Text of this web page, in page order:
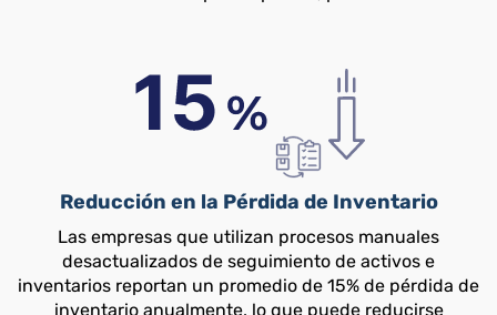
Reducción en la Pérdida de Inventario
Las empresas que utilizan procesos manuales
desactualizados de seguimiento de activos e
inventarios reportan un promedio de 15% de pérdida de
inventario anualmente, lo que puede reducirse